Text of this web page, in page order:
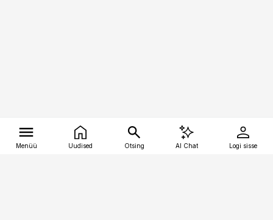
Menüü Uudised Otsing AI Chat Logi sisse